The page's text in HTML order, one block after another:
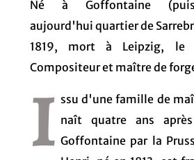
Né à Goffontaine (puis
aujourd'hui quartier de
1819, mort à Leipzig, le
Compositeur et maître de
I ssu d'une famille de
naît quatre ans
Goffontaine par la